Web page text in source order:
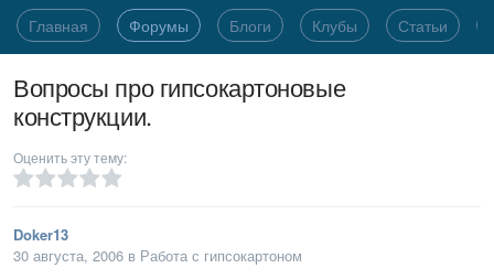
Главная Форумы Блоги Клубы Статьи
Вопросы про гипсокартоновые
конструкции.
Оценить эту тему:
Doker13
30 августа, 2006 в Работа с гипсокартоном